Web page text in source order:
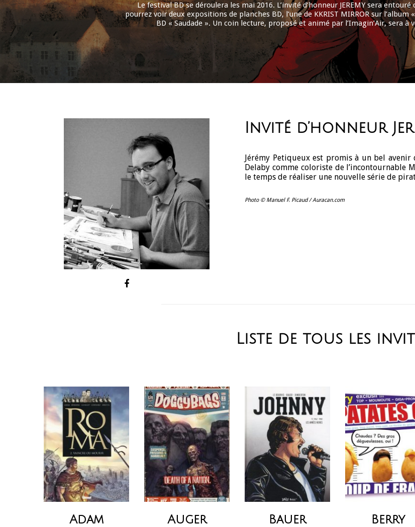
Le festival BD se déroulera les mai 2016. L’invité d’honneur JEREMY sera
pourrez voir deux expositions de planches BD, l’une de KKRIST MIRROR sur l’album
BD « Saudade ». Un coin lecture, proposé et animé par l’Imagin’Air, sera
Invité d’honneur
Jérémy Petiqueux est promis à un bel
Delaby comme coloriste de l’incontournable
le temps de réaliser une nouvelle série de
Photo © Manuel F. Picaud / Auracan.com
Liste de tous les
Adam Auger Bauer Berry